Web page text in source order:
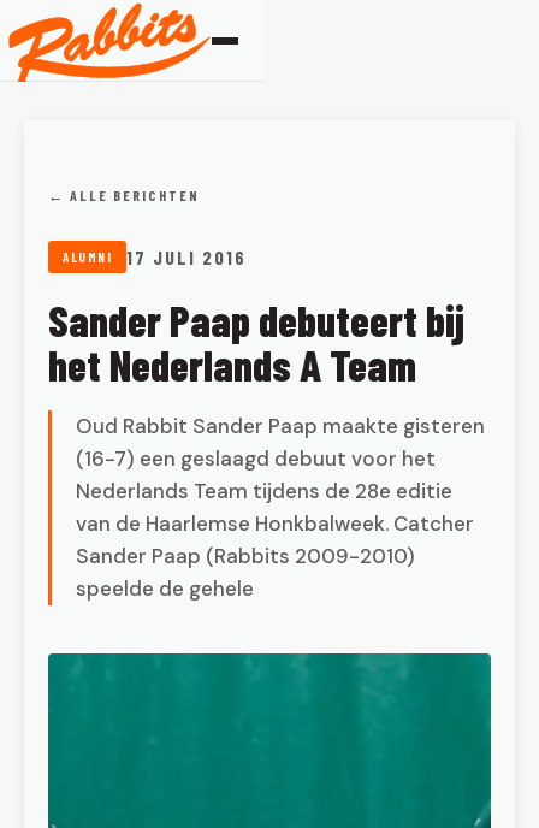
← ALLE BERICHTEN
ALUMNI 17 JULI 2016
Sander Paap debuteert bij
het Nederlands A Team
Oud Rabbit Sander Paap maakte gisteren
(16-7) een geslaagd debuut voor het
Nederlands Team tijdens de 28e editie
van de Haarlemse Honkbalweek. Catcher
Sander Paap (Rabbits 2009-2010)
speelde de gehele